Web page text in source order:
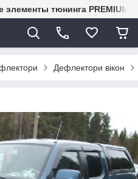
элементы тюнинга PREMIUM-
Дефлектори вікон